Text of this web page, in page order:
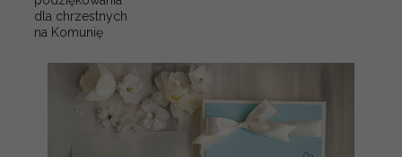
dla chrzestnych
na Komunię